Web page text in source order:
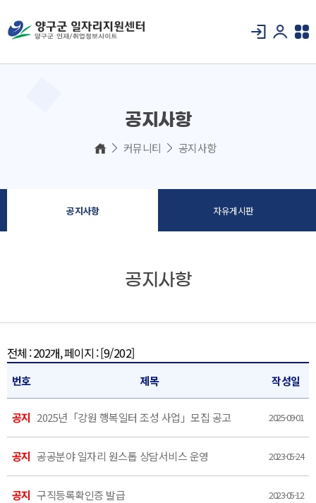
공지사항
커뮤니티 공지사항
공지사항 자유게시판
공지사항
전체 : 202개, 페이지 :[9/202]
번호 제목 작성일
공지 2025년「강원 행복일터 조성 사업」모집 공고 2025-09-01
공지 공공분야 일자리 원스톱 상담서비스 운영 2023-05-24
공지 구직등록확인증 발급 2023-05-12